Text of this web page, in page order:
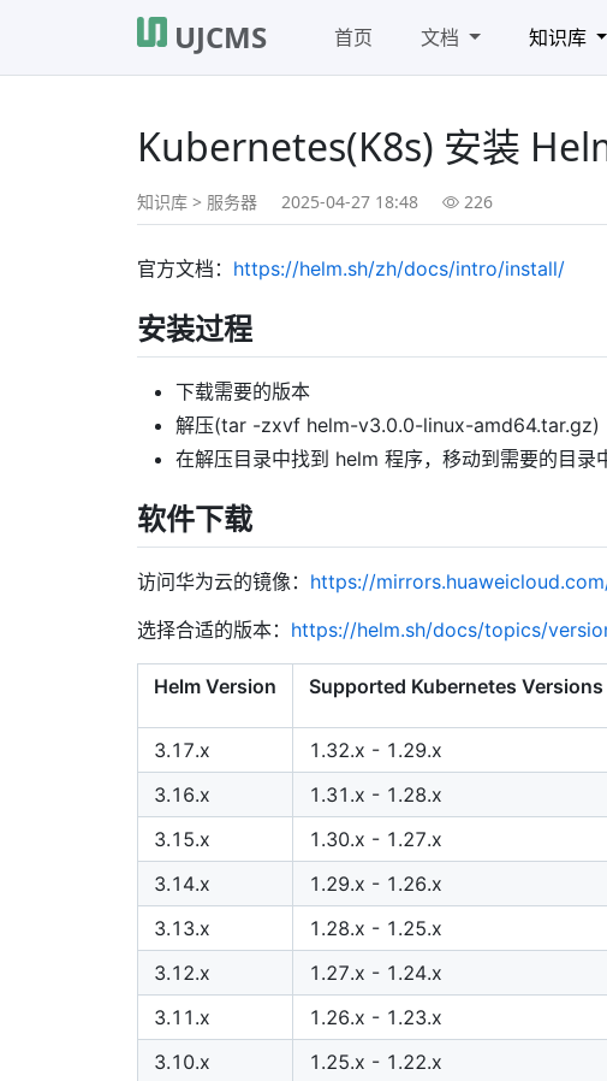
UJCMS 首页 文档 知识库
Kubernetes(K8s) 安装
知识库 > 服务器 2025-04-27 18:48 226
官方文档： https://helm.sh/zh/docs/intro/install/
安装过程
下载需要的版本
解压(tar -zxvf helm-v3.0.0-linux-amd64.tar.gz)
在解压目录中找到 helm 程序，移动到需要的目
软件下载
访问华为云的镜像： https://
选择合适的版本： https://helm.sh/docs/topics/
Helm Version Supported Kubernetes Versions
3.17.x
1.32.x - 1.29.x
3.16.x
1.31.x - 1.28.x
3.15.x
1.30.x - 1.27.x
3.14.x
1.29.x - 1.26.x
3.13.x
1.28.x - 1.25.x
3.12.x
1.27.x - 1.24.x
3.11.x
1.26.x - 1.23.x
3.10.x
1.25.x - 1.22.x